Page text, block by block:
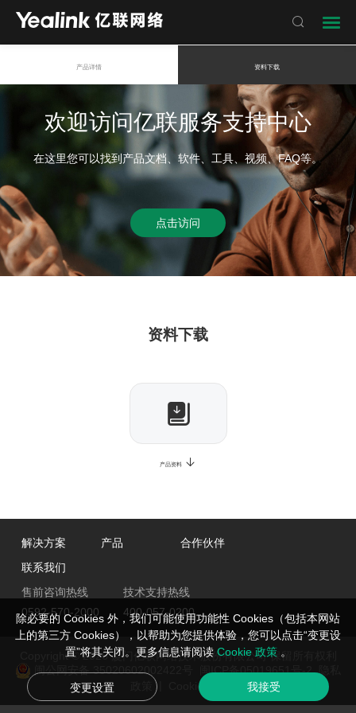

产品详情 资料下载
欢迎访问亿联服务支持中心
在这里您可以找到产品文档、软件、工具、视频、FAQ等。
点击访问
资料下载
产品资料
解决方案 产品
合作伙伴
联系我们
售前咨询热线
0592-570-2000
技术支持热线
400-057-0200
Copyright © 2026 厦门亿联网络技术股份有限公司 保留所有权利
闽公网安备 35020602002422号
闽ICP备05019651号-2 隐私
| Cookie管理
除必要的 Cookies 外，我们可能使用功能性 Cookies（包括本网站
上的第三方 Cookies），以帮助为您提供体验，您可以点击“变更设
置”将其关闭。更多信息请阅读 Cookie 政策 。
变更设置 我接受